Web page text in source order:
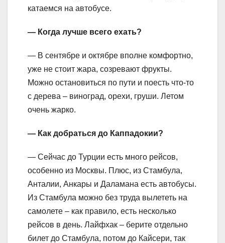
катаемся на автобусе.
— Когда лучше всего ехать?
— В сентябре и октябре вполне комфортно,
уже не стоит жара, созревают фрукты.
Можно остановиться по пути и поесть что-то
с дерева – виноград, орехи, груши. Летом
очень жарко.
— Как добраться до Каппадокии?
— Сейчас до Турции есть много рейсов,
особенно из Москвы. Плюс, из Стамбула,
Анталии, Анкары и Даламана есть автобусы.
Из Стамбула можно без труда вылететь на
самолете – как правило, есть несколько
рейсов в день. Лайфхак – берите отдельно
билет до Стамбула, потом до Кайсери, так